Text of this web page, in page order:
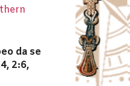
da se
2:6,